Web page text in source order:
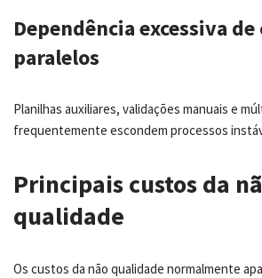
Dependência excessiva
paralelos
Planilhas auxiliares, validações manuais e
frequentemente escondem processos
Principais custos da
qualidade
Os custos da não qualidade normalmente